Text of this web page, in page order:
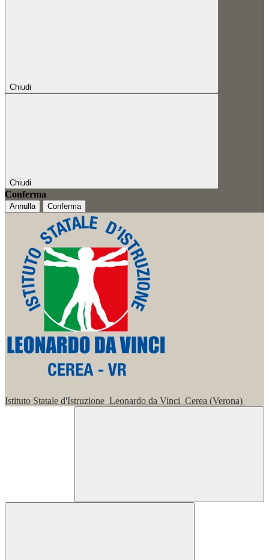
Chiudi
Chiudi
Conferma
Annulla Conferma
Istituto Statale d'Istruzione Leonardo da Vinci Cerea (Verona)